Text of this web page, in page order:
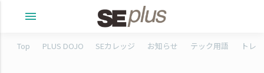
menu
Top PLUS DOJO SEカレッジ お知らせ テック用語 トレ